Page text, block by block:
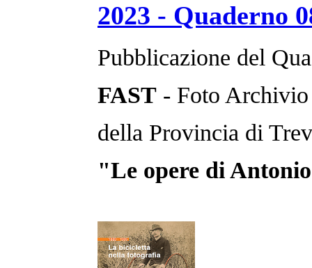
2023 - Quaderno
Pubblicazione del
FAST - Foto
della Provincia di
"Le opere di